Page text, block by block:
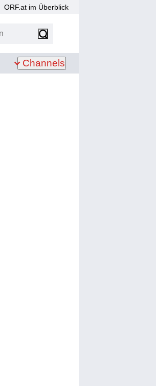
ORF.at im Überblick
Suchen
Channels